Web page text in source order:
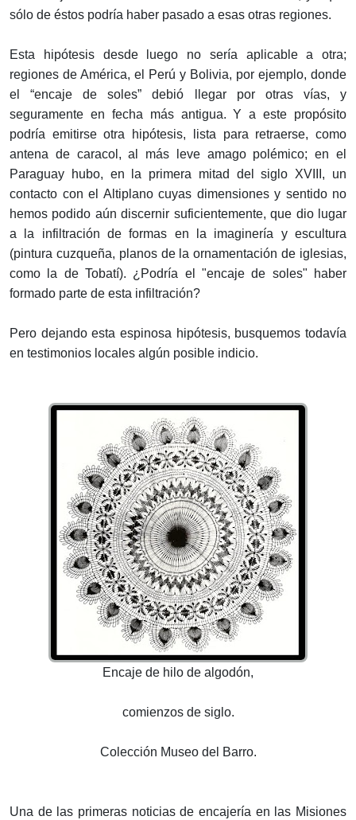
sólo de éstos podría haber pasado a esas otras regiones.
Esta hipótesis desde luego no sería aplicable a otra;
regiones de América, el Perú y Bolivia, por ejemplo, donde
el “encaje de soles” debió llegar por otras vías, y
seguramente en fecha más antigua. Y a este propósito
podría emitirse otra hipótesis, lista para retraerse, como
antena de caracol, al más leve amago polémico; en el
Paraguay hubo, en la primera mitad del siglo XVIII, un
contacto con el Altiplano cuyas dimensiones y sentido no
hemos podido aún discernir suficientemente, que dio lugar
a la infiltración de formas en la imaginería y escultura
(pintura cuzqueña, planos de la ornamentación de iglesias,
como la de Tobatí). ¿Podría el "encaje de soles" haber
formado parte de esta infiltración?
Pero dejando esta espinosa hipótesis, busquemos todavía
en testimonios locales algún posible indicio.
Encaje de hilo de algodón,
comienzos de siglo.
Colección Museo del Barro.
Una de las primeras noticias de encajería en las Misiones